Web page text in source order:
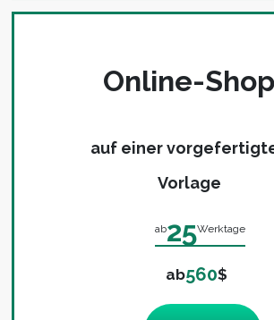
Online-Shop
auf einer
Vorlage
ab25Werktage
ab560$